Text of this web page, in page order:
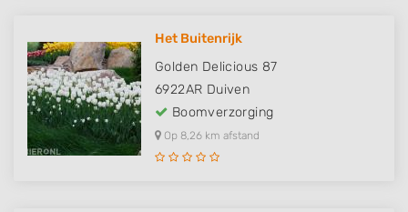
Het Buitenrijk
Golden Delicious 87
6922AR Duiven
Boomverzorging
Op 8,26 km afstand